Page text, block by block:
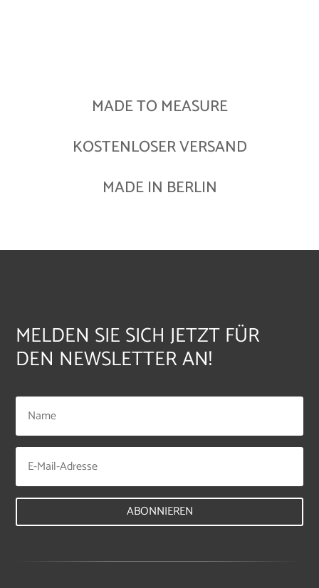
MADE TO MEASURE
KOSTENLOSER VERSAND
MADE IN BERLIN
MELDEN SIE SICH JETZT FÜR
DEN NEWSLETTER AN!
ABONNIEREN